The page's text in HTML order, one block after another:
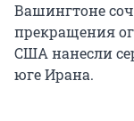
Вашингтоне
прекращения
США нанесли
юге Ирана.